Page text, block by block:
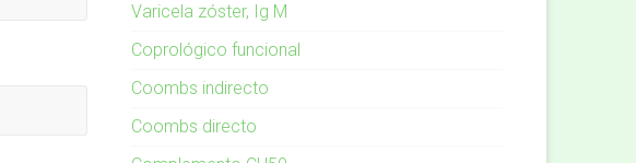
Varicela zóster, Ig M
Coprológico funcional
Coombs indirecto
Coombs directo